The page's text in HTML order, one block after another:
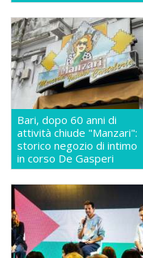
Bari, dopo 60 anni di
attività chiude "Manzari":
storico negozio di intimo
in corso De Gasperi